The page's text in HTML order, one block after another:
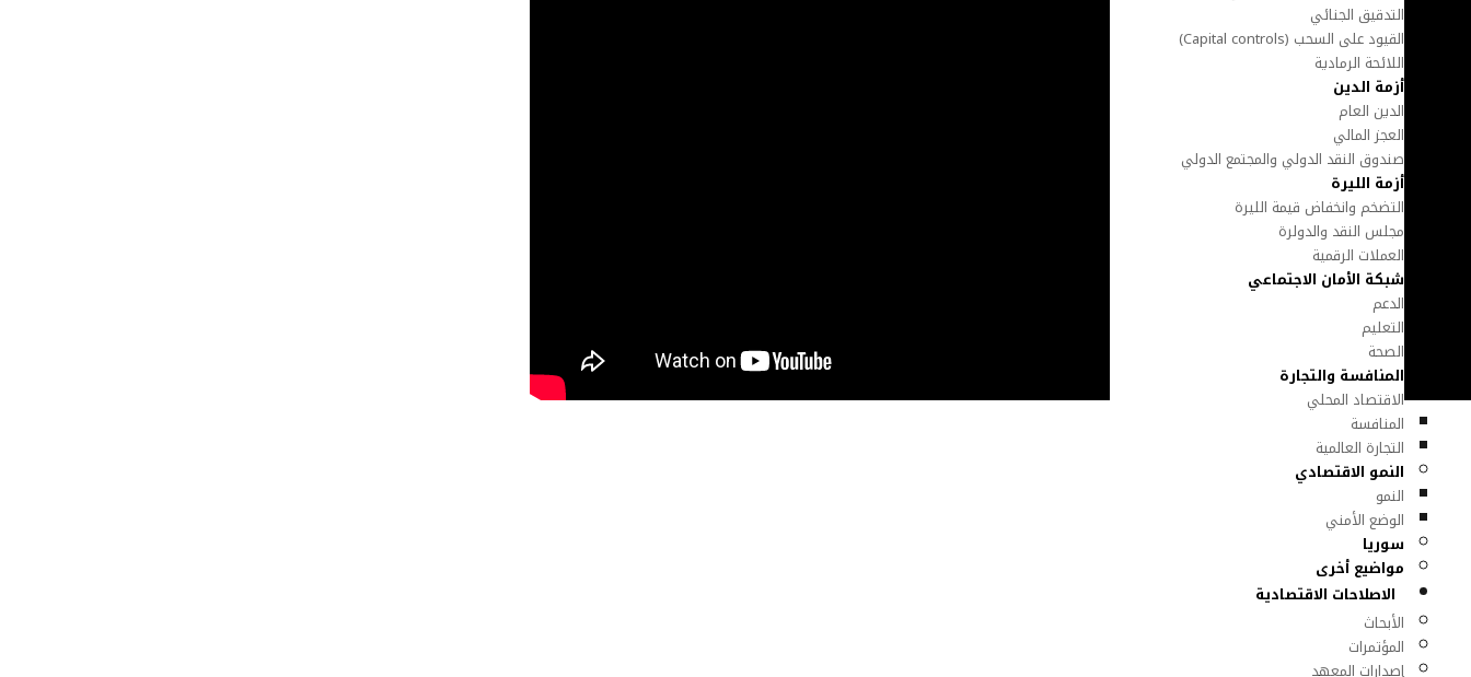
التدقيق الجنائي
القيود على السحب (Capital controls)
اللائحة الرمادية
أزمة الدين
الدين العام
العجز المالي
صندوق النقد الدولي والمجتمع الدولي
أزمة الليرة
التضخم وانخفاض قيمة الليرة
مجلس النقد والدولرة
العملات الرقمية
شبكة الأمان الاجتماعي
الدعم
التعليم
الصحة
المنافسة والتجارة
الاقتصاد المحلي
المنافسة
التجارة العالمية
النمو الاقتصادي
النمو
الوضع الأمني
سوريا
مواضيع أخرى
الاصلاحات الاقتصادية
الأبحاث
المؤتمرات
إصدارات المعهد